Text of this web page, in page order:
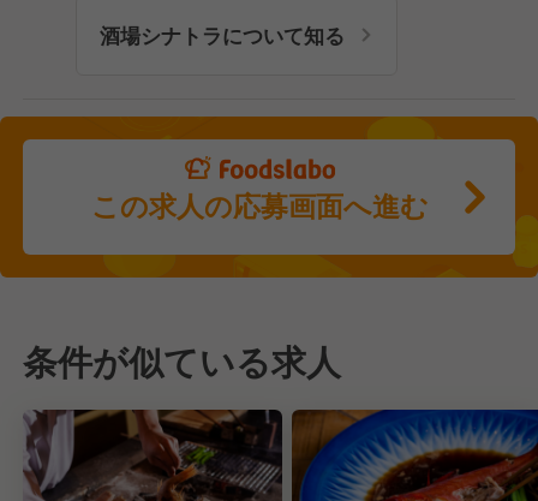
酒場シナトラについて知る
この求人の応募画面へ進む
条件が似ている求人